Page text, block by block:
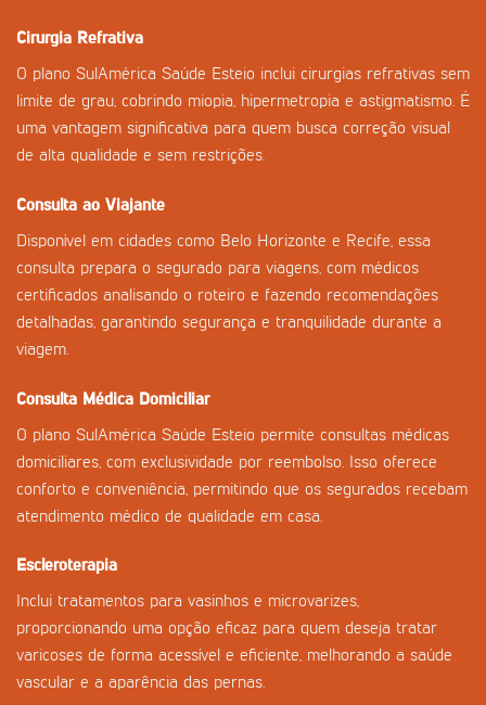
Cirurgia Refrativa
O plano SulAmérica Saúde Esteio inclui cirurgias refrativas sem
limite de grau, cobrindo miopia, hipermetropia e astigmatismo. É
uma vantagem significativa para quem busca correção visual
de alta qualidade e sem restrições.
Consulta ao Viajante
Disponível em cidades como Belo Horizonte e Recife, essa
consulta prepara o segurado para viagens, com médicos
certificados analisando o roteiro e fazendo recomendações
detalhadas, garantindo segurança e tranquilidade durante a
viagem.
Consulta Médica Domiciliar
O plano SulAmérica Saúde Esteio permite consultas médicas
domiciliares, com exclusividade por reembolso. Isso oferece
conforto e conveniência, permitindo que os segurados recebam
atendimento médico de qualidade em casa.
Escleroterapia
Inclui tratamentos para vasinhos e microvarizes,
proporcionando uma opção eficaz para quem deseja tratar
varicoses de forma acessível e eficiente, melhorando a saúde
vascular e a aparência das pernas.